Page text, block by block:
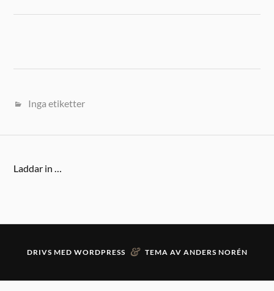
Inga etiketter
Laddar in …
DRIVS MED WORDPRESS & TEMA AV ANDERS NORÉN